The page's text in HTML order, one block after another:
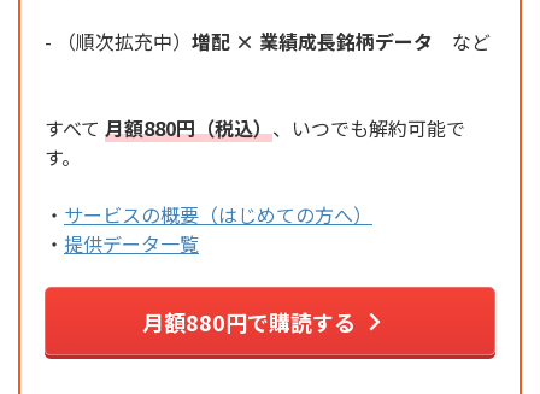
- （順次拡充中） 増配 × 業績成長銘柄データ など
すべて 月額880円（税込）、いつでも解約可能で
す。
・ サービスの概要（はじめての方へ）
・ 提供データ一覧
月額880円で購読する